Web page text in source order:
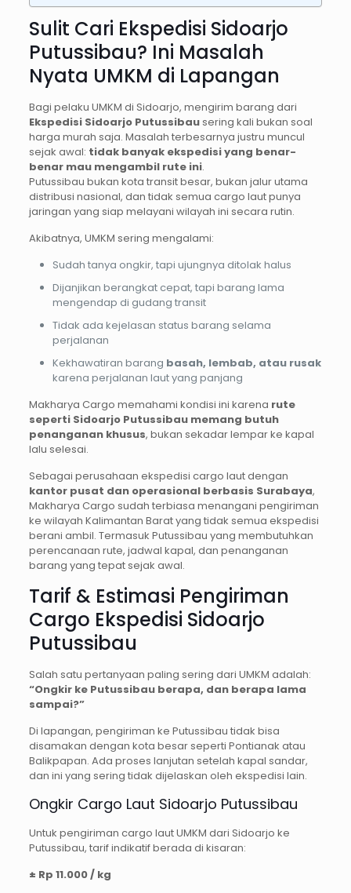
Sulit Cari Ekspedisi Sidoarjo
Putussibau? Ini Masalah
Nyata UMKM di Lapangan
Bagi pelaku UMKM di Sidoarjo, mengirim barang dari
Ekspedisi Sidoarjo Putussibausering kali bukan soal
harga murah saja. Masalah terbesarnya justru muncul
sejak awal: tidak banyak ekspedisi yang benar-
benar mau mengambil rute ini.
Putussibau bukan kota transit besar, bukan jalur utama
distribusi nasional, dan tidak semua cargo laut punya
jaringan yang siap melayani wilayah ini secara rutin.
Akibatnya, UMKM sering mengalami:
Sudah tanya ongkir, tapi ujungnya ditolak halus
Dijanjikan berangkat cepat, tapi barang lama
mengendap di gudang transit
Tidak ada kejelasan status barang selama
perjalanan
Kekhawatiran barang basah, lembab, atau rusak
karena perjalanan laut yang panjang
Makharya Cargo memahami kondisi ini karena rute
seperti Sidoarjo Putussibau memang butuh
penanganan khusus, bukan sekadar lempar ke kapal
lalu selesai.
Sebagai perusahaan ekspedisi cargo laut dengan
kantor pusat dan operasional berbasis Surabaya,
Makharya Cargo sudah terbiasa menangani pengiriman
ke wilayah Kalimantan Barat yang tidak semua ekspedisi
berani ambil. Termasuk Putussibau yang membutuhkan
perencanaan rute, jadwal kapal, dan penanganan
barang yang tepat sejak awal.
Tarif & Estimasi Pengiriman
Cargo Ekspedisi Sidoarjo
Putussibau
Salah satu pertanyaan paling sering dari UMKM adalah:
“Ongkir ke Putussibau berapa, dan berapa lama
sampai?”
Di lapangan, pengiriman ke Putussibau tidak bisa
disamakan dengan kota besar seperti Pontianak atau
Balikpapan. Ada proses lanjutan setelah kapal sandar,
dan ini yang sering tidak dijelaskan oleh ekspedisi lain.
Ongkir Cargo Laut Sidoarjo Putussibau
Untuk pengiriman cargo laut UMKM dari Sidoarjo ke
Putussibau, tarif indikatif berada di kisaran:
± Rp 11.000 / kg